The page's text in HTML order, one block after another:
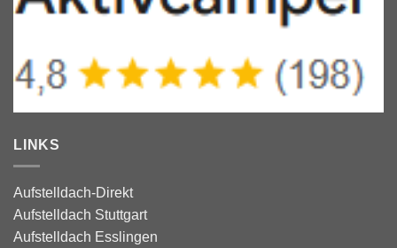
LINKS
Aufstelldach-Direkt
Aufstelldach Stuttgart
Aufstelldach Esslingen